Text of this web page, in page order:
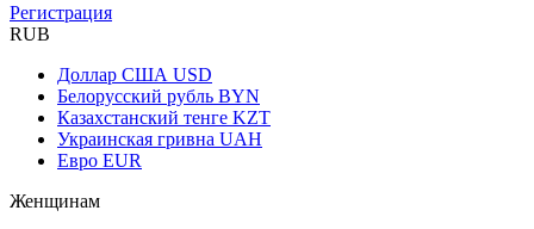
Регистрация
RUB
Доллар США USD
Белорусский рубль BYN
Казахстанский тенге KZT
Украинская гривна UAH
Евро EUR
Женщинам